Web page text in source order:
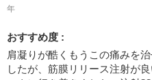
年
おすすめ度 :
肩凝りが酷くもうこの痛みを
したが、筋膜リリース注射が